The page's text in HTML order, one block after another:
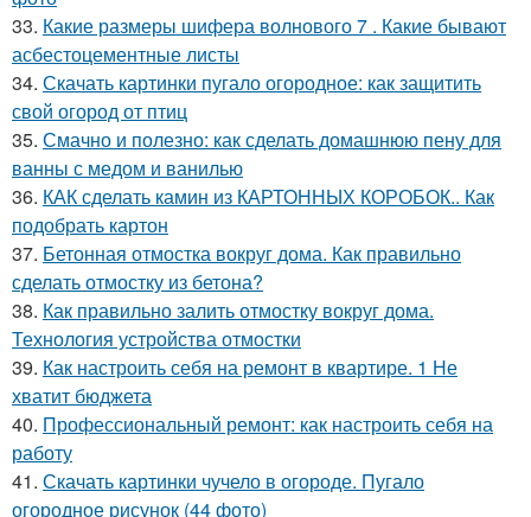
33. Какие размеры шифера волнового 7 . Какие бывают
асбестоцементные листы
34. Скачать картинки пугало огородное: как защитить
свой огород от птиц
35. Смачно и полезно: как сделать домашнюю пену для
ванны с медом и ванилью
36. КАК сделать камин из КАРТОННЫХ КОРОБОК.. Как
подобрать картон
37. Бетонная отмостка вокруг дома. Как правильно
сделать отмостку из бетона?
38. Как правильно залить отмостку вокруг дома.
Технология устройства отмостки
39. Как настроить себя на ремонт в квартире. 1 Не
хватит бюджета
40. Профессиональный ремонт: как настроить себя на
работу
41. Скачать картинки чучело в огороде. Пугало
огородное рисунок (44 фото)